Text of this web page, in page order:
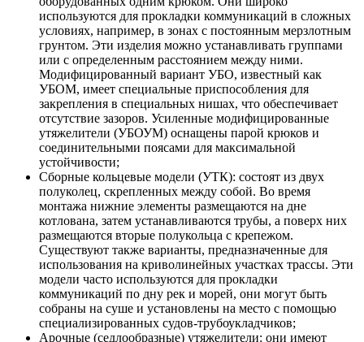
используются для прокладки коммуникаций в сложных
условиях, например, в зонах с постоянным мерзлотным
грунтом. Эти изделия можно устанавливать группами
или с определенным расстоянием между ними.
Модифицированный вариант УБО, известный как
УБОМ, имеет специальные приспособления для
закрепления в специальных нишах, что обеспечивает
отсутствие зазоров. Усиленные модифицированные
утяжелители (УБОУМ) оснащены парой крюков и
соединительными поясами для максимальной
устойчивости;
Сборные кольцевые модели (УТК): состоят из двух
полуколец, скрепленных между собой. Во время
монтажа нижние элементы размещаются на дне
котлована, затем устанавливаются трубы, а поверх них
размещаются вторые полукольца с крепежом.
Существуют также варианты, предназначенные для
использования на криволинейных участках трассы. Эти
модели часто используются для прокладки
коммуникаций по дну рек и морей, они могут быть
собраны на суше и установлены на место с помощью
специализированных судов-трубоукладчиков;
Арочные (седлообразные) утяжелители: они имеют